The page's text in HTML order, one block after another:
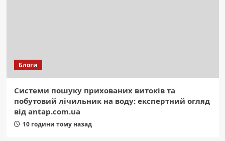
Блоги
Системи пошуку прихованих витоків та
побутовий лічильник на воду: експертний огляд
від antap.com.ua
10 години тому назад